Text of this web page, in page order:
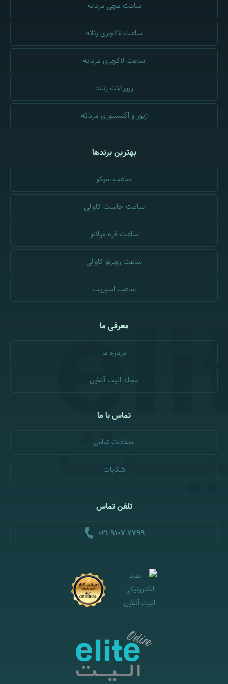
ساعت مچی مردانه
ساعت لاکچری زنانه
ساعت لاکچری مردانه
زیورآلات زنانه
زیور و اکسسوری مردانه
بهترین برندها
ساعت سیکو
ساعت جاست کاوالی
ساعت فره میلانو
ساعت روبرتو کاوالی
ساعت اسپریت
معرفی ما
درباره ما
مجله الیت آنلاین
تماس با ما
اطلاعات تماس
شکایات
تلفن تماس
021 9107 7799